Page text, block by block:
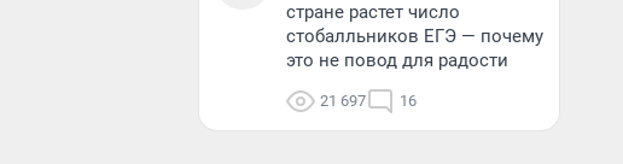
стране растет число
стобалльников ЕГЭ — почему
это не повод для радости
21 697 16